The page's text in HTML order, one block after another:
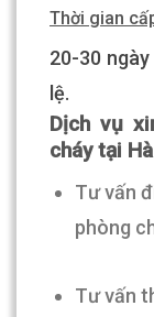
Thời gian
20-30
lệ.
Dịch vụ
cháy tại
Tư vấn
phòng
Tư vấn